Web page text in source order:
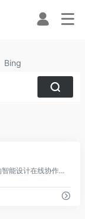
Bing
生成PPT。美图设计室是美图秀秀旗下的智能设计在线协作平台，是一款平面设计工具和在线平面设计软件,提供海量海报模板,跨境电商模板,跨境电商banner,跨境电商主图,邀请函,公告通知,喜报,logo等免费设计素材和模板,可在线智能生成海报,一键换色,一键换装,一键去水印,图片高清修复,无损放大,抠图,拼图。